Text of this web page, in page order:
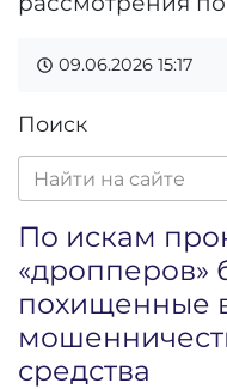
09.06.2026 15:17
Поиск
По искам
«дропперов»
похищенные
средства